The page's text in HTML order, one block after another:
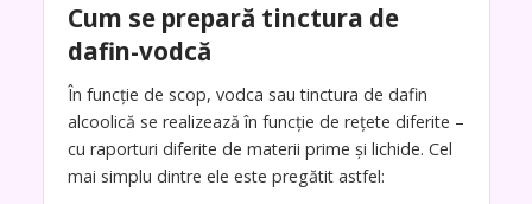
Cum se prepară tinctura de
dafin-vodcă
În funcție de scop, vodca sau tinctura de dafin
alcoolică se realizează în funcție de rețete diferite –
cu raporturi diferite de materii prime și lichide. Cel
mai simplu dintre ele este pregătit astfel: